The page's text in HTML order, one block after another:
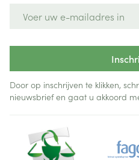
Door op inschrijven te klikken,
nieuwsbrief en gaat u akkoord